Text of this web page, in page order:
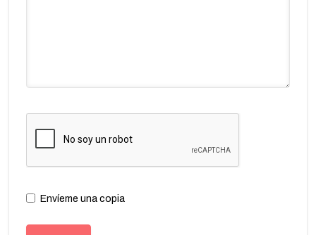
Envíeme una copia